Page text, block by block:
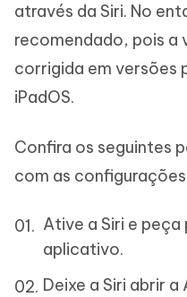
através da Siri. No
recomendado, pois a
corrigida em versões
iPadOS.
Confira os seguintes
com as
Ative a Siri e
aplicativo.
Deixe a Siri abrir